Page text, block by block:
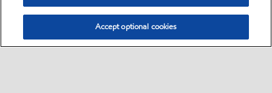
Accept optional cookies